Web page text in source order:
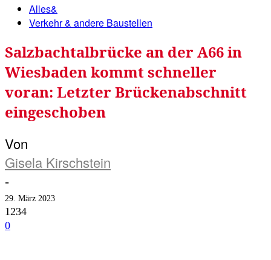
Alles&
Verkehr & andere Baustellen
Salzbachtalbrücke an der A66 in
Wiesbaden kommt schneller
voran: Letzter Brückenabschnitt
eingeschoben
Von
Gisela Kirschstein
-
29. März 2023
1234
0